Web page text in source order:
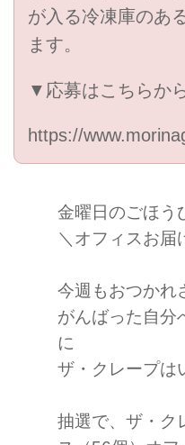
が入る冷凍庫のあ
ます。
▼応募はこちらか
https://
金曜日のごほう
＼オフィスお届
今週もおつかれ
がんばった自分
に
ザ・クレープは
抽選で、ザ・ク